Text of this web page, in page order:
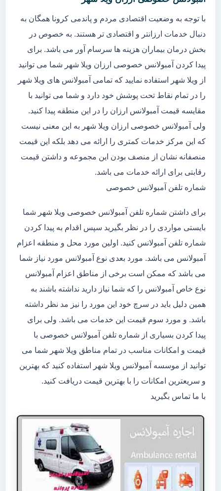
با توجه به وضعیت اقتصادی مردم و پاندمی کرونا همگان به
دنبال خدمات ارزانتر و اقتصادی تر هستند. به خصوص در
بخش درمان بیماران هزینه ها سرسام آور می باشد. برای
پیدا کردن آمبولانس خصوصی ارزان ویلا شهر شما می توانید
از ویلا شهر استفاده نمایید که تمامی آمبولانس های ویلا شهر
را در تمام نقاط تحت پوشش خود دارد و شما می توانید با
مقایسه قیمت آمبولانس ارزان را در این منطقه پیدا کنید.
ولی آمبولانس خصوصی ارزان ویلا شهر به این معنی نیست
که این مرکز خدمات کمتری را ارائه می دهد بلکه این قیمت
منصفانه نشان از منصف بودن این مجموعه و داشتن قیمت
رقابتی برای ارائه خدمات می باشد.
شماره تلفن آمبولانس خصوصی
برای داشتن شماره تلفن آمبولانس خصوصی ویلا شهر شما
بایستی مواردی را در نظر بگیرید سپس اقدام به پیدا کردن
شماره تلفن آمبولانس کنید. اولین مورد محل و منطقه اعزام
آمبولانس می باشد. مورد بعدی نوع آمبولانس مورد نیاز شما
می باشد که ممکن است برخی از مناطق اعزام آمبولانس
نوع خاص آمبولانس را که شما نیاز دارید نداشته باشند به
همین دلیل باید در سرچ خود این مورد را نیز مد نظر داشته
باشد. و مورد سوم قیمت این خدمات می باشد. ولی برای
پیدا کردن بسیاری از شماره تلفن آمبولانس خصوصی با
قیمت و امکانات مناسب در تمام مناطق ویلا شهر شما می
توانید از موسسه آمبولانس ویلا شهر استفاده کنید که بهترین
و سریعترین امکانات را با بهترین قیمت دریافت کنید.
با ما تماس بگیرید